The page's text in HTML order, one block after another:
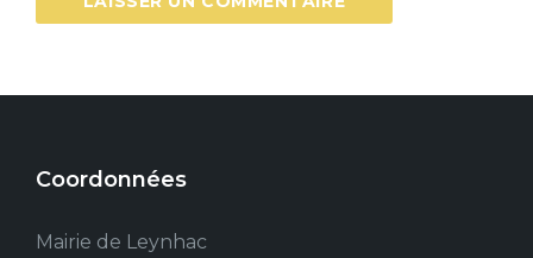
Coordonnées
Mairie de Leynhac